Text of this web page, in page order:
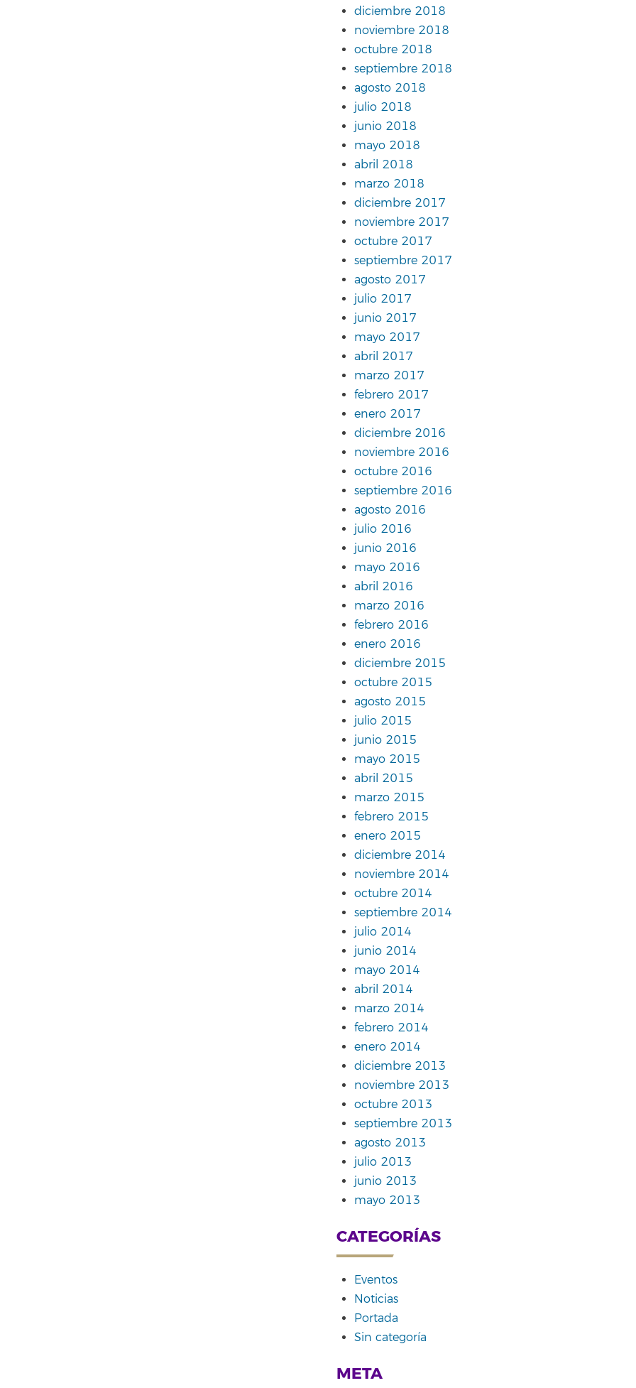
diciembre 2018
noviembre 2018
octubre 2018
septiembre 2018
agosto 2018
julio 2018
junio 2018
mayo 2018
abril 2018
marzo 2018
diciembre 2017
noviembre 2017
octubre 2017
septiembre 2017
agosto 2017
julio 2017
junio 2017
mayo 2017
abril 2017
marzo 2017
febrero 2017
enero 2017
diciembre 2016
noviembre 2016
octubre 2016
septiembre 2016
agosto 2016
julio 2016
junio 2016
mayo 2016
abril 2016
marzo 2016
febrero 2016
enero 2016
diciembre 2015
octubre 2015
agosto 2015
julio 2015
junio 2015
mayo 2015
abril 2015
marzo 2015
febrero 2015
enero 2015
diciembre 2014
noviembre 2014
octubre 2014
septiembre 2014
julio 2014
junio 2014
mayo 2014
abril 2014
marzo 2014
febrero 2014
enero 2014
diciembre 2013
noviembre 2013
octubre 2013
septiembre 2013
agosto 2013
julio 2013
junio 2013
mayo 2013
CATEGORÍAS
Eventos
Noticias
Portada
Sin categoría
META